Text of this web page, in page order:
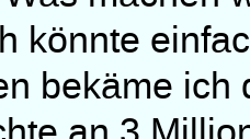
könnte
bekäme ich